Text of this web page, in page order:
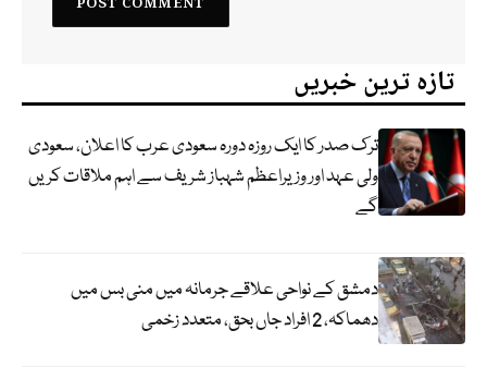
تازہ ترین خبریں
ترک صدر کا ایک روزہ دورہ سعودی عرب کا اعلان، سعودی
ولی عہد اور وزیراعظم شہباز شریف سے اہم ملاقات کریں
گے
دمشق کے نواحی علاقے جرمانہ میں منی بس میں
دھماکہ، 2 افراد جاں بحق، متعدد زخمی